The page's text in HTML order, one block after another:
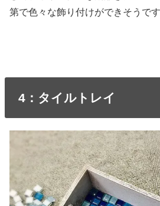
第で色々な飾り付けができそうです
4：タイルトレイ